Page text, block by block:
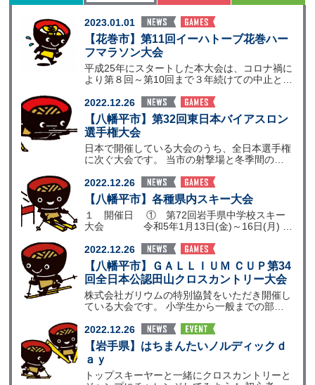
2023.01.01
【花巻市】第11回イーハトーブ花巻ハー
フマラソン大会
平成25年にスタートした本大会は、コロナ禍に
より第８回～第10回まで３年続けての中止とな
2022.12.26
【八幡平市】第32回東日本バイアスロン
選手権大会
日本で開催している大会のうち、全日本選手権
に次ぐ大会です。 当市の射撃場と冬季間のみ
2022.12.26
【八幡平市】各種県内スキー大会
１ 開催日 ① 第72回岩手県中学校スキー
大会 令和5年1月13日(金)～16日(月)
2022.12.26
【八幡平市】ＧＡＬＬＩＵＭ ＣＵＰ第34
回全日本公認田山クロスカントリー大会
株式会社ガリウムの特別協賛をいただき開催し
ている大会です。 小学生から一般までの部門
2022.12.26
【岩手県】はちまんたいノルディックｄ
ａｙ
トップスキーヤーと一緒にクロスカントリーと